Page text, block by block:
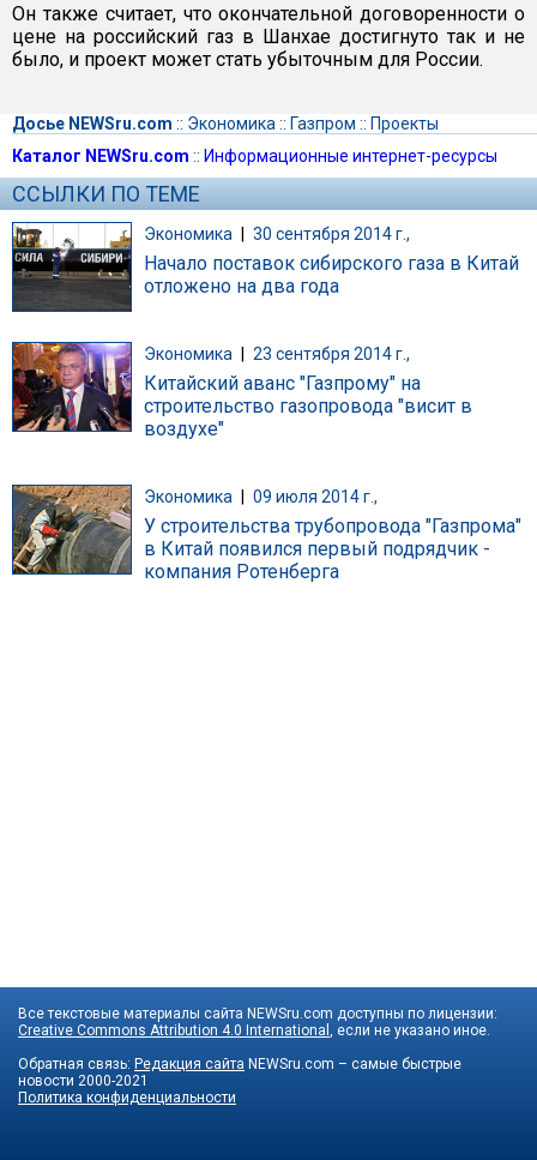
Он также считает, что окончательной договоренности о
цене на российский газ в Шанхае достигнуто так и не
было, и проект может стать убыточным для России.
Досье NEWSru.com :: Экономика :: Газпром :: Проекты
Каталог NEWSru.com :: Информационные интернет-ресурсы
ССЫЛКИ ПО ТЕМЕ
Экономика | 30 сентября 2014 г.,
Начало поставок сибирского газа в Китай
отложено на два года
Экономика 23 сентября 2014 г.,
Китайский аванс "Газпрому" на
строительство газопровода "висит в
воздухе"
Экономика 09 июля 2014 г.,
У строительства трубопровода "Газпрома"
в Китай появился первый подрядчик -
компания Ротенберга
Все текстовые материалы сайта NEWSru.com доступны по лицензии:
Creative Commons Attribution 4.0 International , если не указано иное.
Обратная связь: Редакция сайта NEWSru.com – самые быстрые
новости 2000-2021
Политика конфиденциальности